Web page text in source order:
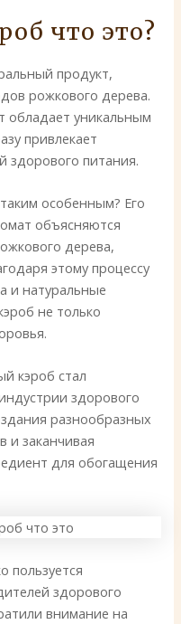
что это?
продукт,
рожкового дерева.
обладает уникальным
привлекает
здорового питания.
особенным? Его
объясняются
дерева,
этому процессу
и натуральные
не только
кэроб стал
здорового
разнообразных
и заканчивая
для обогащения
пользуется
здорового
внимание на